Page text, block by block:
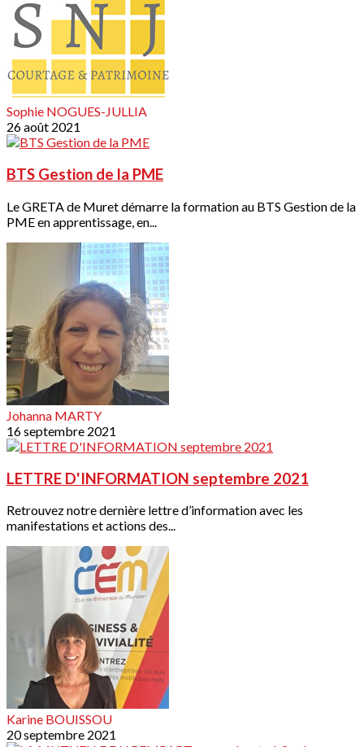
Sophie NOGUES-JULLIA
26 août 2021
BTS Gestion de la PME
Le GRETA de Muret démarre la formation au BTS Gestion de la
PME en apprentissage, en...
Johanna MARTY
16 septembre 2021
LETTRE D'INFORMATION septembre 2021
Retrouvez notre dernière lettre d’information avec les
manifestations et actions des...
Karine BOUISSOU
20 septembre 2021